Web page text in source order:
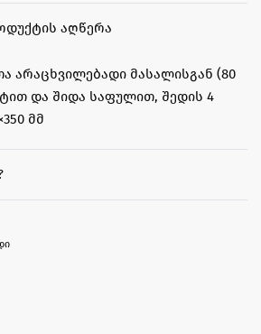
ᲐᲦᲬᲔᲠᲐ
არაცხვილებადი მასალისგან (80
და შიდა საფულით, შედის 4
მმ